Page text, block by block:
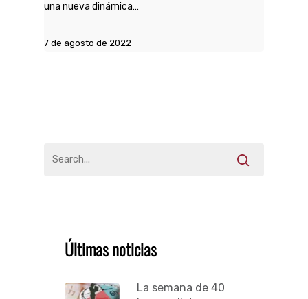
una nueva dinámica…
7 de agosto de 2022
Últimas noticias
La semana de 40